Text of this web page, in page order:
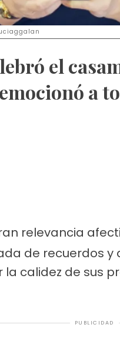
el
a
relevancia
de recuerdos y
calidez de sus
PUBLICIDAD